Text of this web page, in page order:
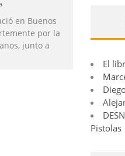
en Buenos
por la
junto a
El
Pistolas